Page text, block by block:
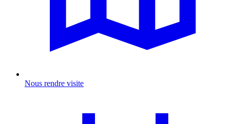
Nous rendre visite